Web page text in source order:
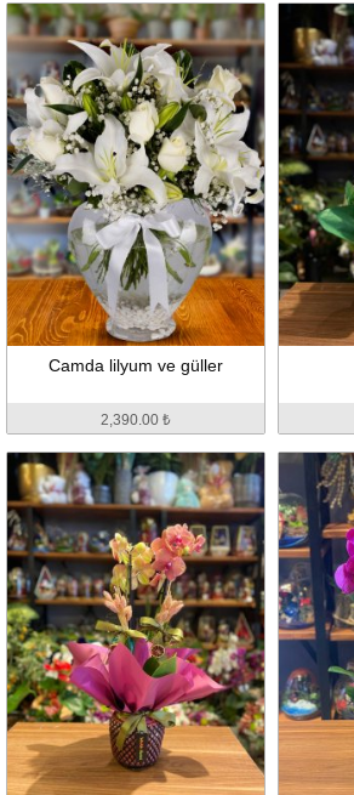
Camda lilyum ve güller
2,390.00 ₺